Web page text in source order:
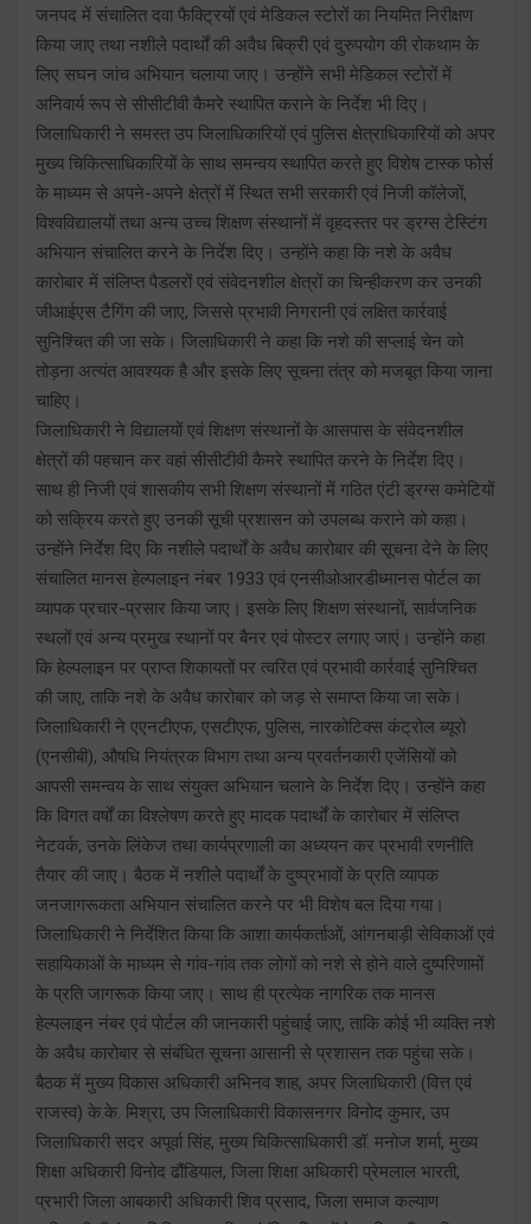
जनपद में संचालित दवा फैक्ट्रियों एवं मेडिकल स्टोरों का नियमित निरीक्षण
किया जाए तथा नशीले पदार्थों की अवैध बिक्री एवं दुरुपयोग की रोकथाम के
लिए सघन जांच अभियान चलाया जाए। उन्होंने सभी मेडिकल स्टोरों में
अनिवार्य रूप से सीसीटीवी कैमरे स्थापित कराने के निर्देश भी दिए।
जिलाधिकारी ने समस्त उप जिलाधिकारियों एवं पुलिस क्षेत्राधिकारियों को अपर
मुख्य चिकित्साधिकारियों के साथ समन्वय स्थापित करते हुए विशेष टास्क फोर्स
के माध्यम से अपने-अपने क्षेत्रों में स्थित सभी सरकारी एवं निजी कॉलेजों,
विश्वविद्यालयों तथा अन्य उच्च शिक्षण संस्थानों में वृहदस्तर पर ड्रग्स टेस्टिंग
अभियान संचालित करने के निर्देश दिए। उन्होंने कहा कि नशे के अवैध
कारोबार में संलिप्त पैडलरों एवं संवेदनशील क्षेत्रों का चिन्हीकरण कर उनकी
जीआईएस टैगिंग की जाए, जिससे प्रभावी निगरानी एवं लक्षित कार्रवाई
सुनिश्चित की जा सके। जिलाधिकारी ने कहा कि नशे की सप्लाई चेन को
तोड़ना अत्यंत आवश्यक है और इसके लिए सूचना तंत्र को मजबूत किया जाना
चाहिए।
जिलाधिकारी ने विद्यालयों एवं शिक्षण संस्थानों के आसपास के संवेदनशील
क्षेत्रों की पहचान कर वहां सीसीटीवी कैमरे स्थापित करने के निर्देश दिए।
साथ ही निजी एवं शासकीय सभी शिक्षण संस्थानों में गठित एंटी ड्रग्स कमेटियों
को सक्रिय करते हुए उनकी सूची प्रशासन को उपलब्ध कराने को कहा।
उन्होंने निर्देश दिए कि नशीले पदार्थों के अवैध कारोबार की सूचना देने के लिए
संचालित मानस हेल्पलाइन नंबर 1933 एवं एनसीओआरडीध्मानस पोर्टल का
व्यापक प्रचार-प्रसार किया जाए। इसके लिए शिक्षण संस्थानों, सार्वजनिक
स्थलों एवं अन्य प्रमुख स्थानों पर बैनर एवं पोस्टर लगाए जाएं। उन्होंने कहा
कि हेल्पलाइन पर प्राप्त शिकायतों पर त्वरित एवं प्रभावी कार्रवाई सुनिश्चित
की जाए, ताकि नशे के अवैध कारोबार को जड़ से समाप्त किया जा सके।
जिलाधिकारी ने एएनटीएफ, एसटीएफ, पुलिस, नारकोटिक्स कंट्रोल ब्यूरो
(एनसीबी), औषधि नियंत्रक विभाग तथा अन्य प्रवर्तनकारी एजेंसियों को
आपसी समन्वय के साथ संयुक्त अभियान चलाने के निर्देश दिए। उन्होंने कहा
कि विगत वर्षों का विश्लेषण करते हुए मादक पदार्थों के कारोबार में संलिप्त
नेटवर्क, उनके लिंकेज तथा कार्यप्रणाली का अध्ययन कर प्रभावी रणनीति
तैयार की जाए। बैठक में नशीले पदार्थों के दुष्प्रभावों के प्रति व्यापक
जनजागरूकता अभियान संचालित करने पर भी विशेष बल दिया गया।
जिलाधिकारी ने निर्देशित किया कि आशा कार्यकर्ताओं, आंगनबाड़ी सेविकाओं एवं
सहायिकाओं के माध्यम से गांव-गांव तक लोगों को नशे से होने वाले दुष्परिणामों
के प्रति जागरूक किया जाए। साथ ही प्रत्येक नागरिक तक मानस
हेल्पलाइन नंबर एवं पोर्टल की जानकारी पहुंचाई जाए, ताकि कोई भी व्यक्ति नशे
के अवैध कारोबार से संबंधित सूचना आसानी से प्रशासन तक पहुंचा सके।
बैठक में मुख्य विकास अधिकारी अभिनव शाह, अपर जिलाधिकारी (वित्त एवं
राजस्व) के.के. मिश्रा, उप जिलाधिकारी विकासनगर विनोद कुमार, उप
जिलाधिकारी सदर अपूर्वा सिंह, मुख्य चिकित्साधिकारी डॉ. मनोज शर्मा, मुख्य
शिक्षा अधिकारी विनोद ढौंडियाल, जिला शिक्षा अधिकारी प्रेमलाल भारती,
प्रभारी जिला आबकारी अधिकारी शिव प्रसाद, जिला समाज कल्याण